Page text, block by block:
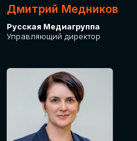
Дмитрий Медников
Русская Медиагруппа
Управляющий директор